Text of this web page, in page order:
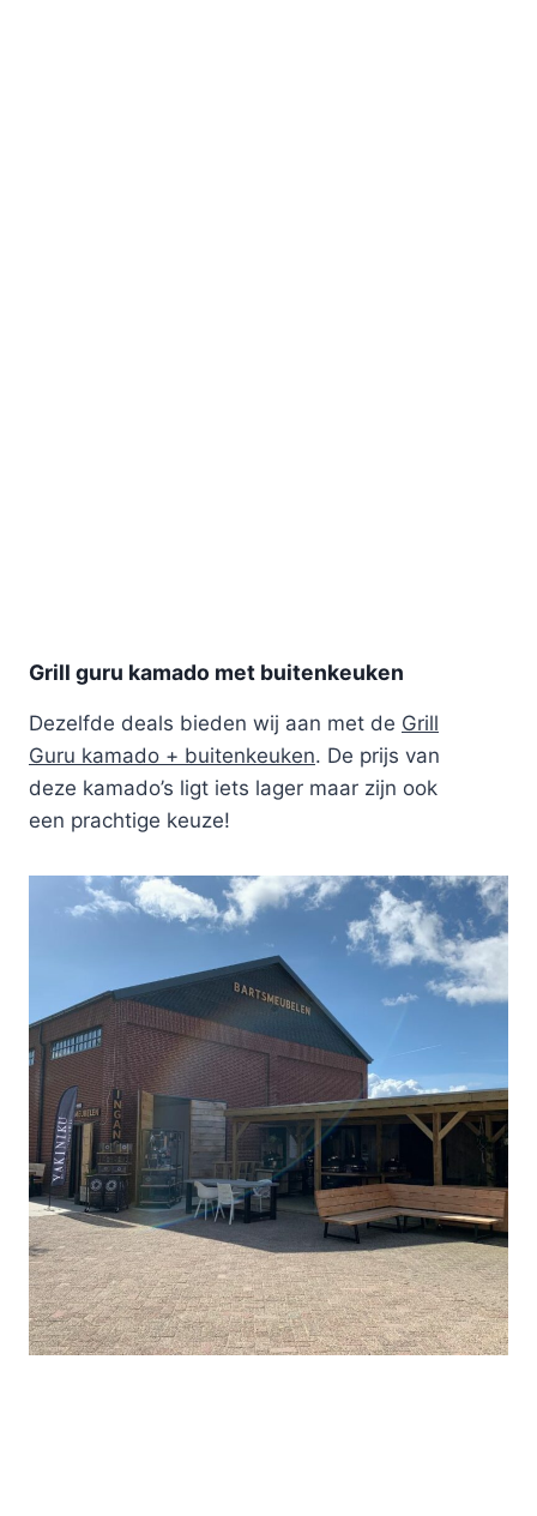
Grill guru kamado met buitenkeuken
Dezelfde deals bieden wij aan met de Grill
Guru kamado + buitenkeuken. De prijs van
deze kamado’s ligt iets lager maar zijn ook
een prachtige keuze!